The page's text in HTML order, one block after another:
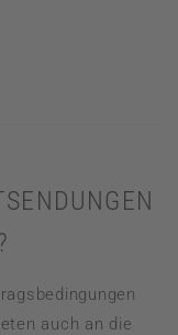
auch an die